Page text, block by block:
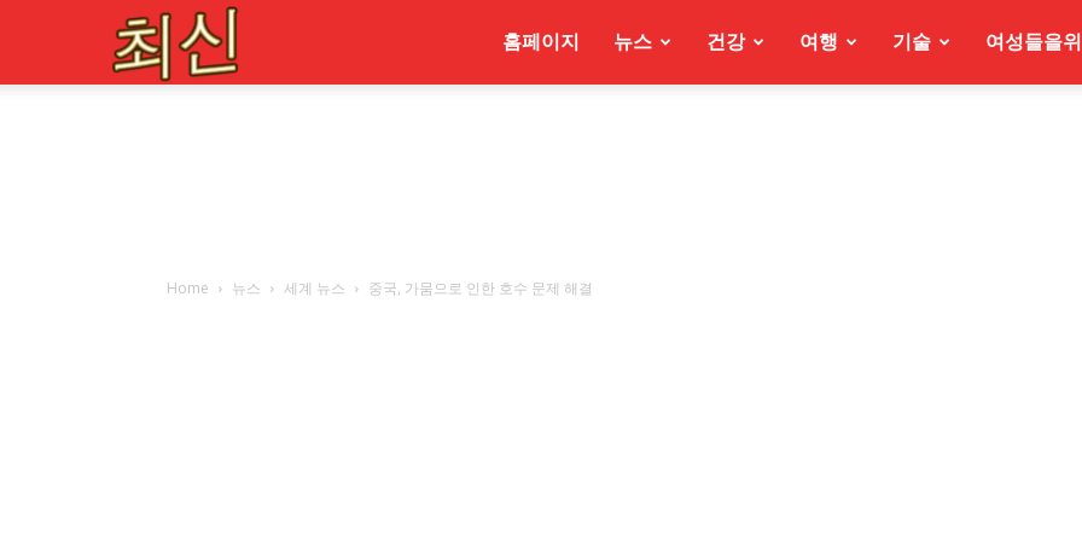
홈페이지 뉴스 건강 여행 기술 여성들을
Home 뉴스 세계 뉴스 중국, 가뭄으로 인한 호수 문제 해결